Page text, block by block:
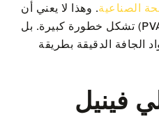
الصناعية. وهذا لا يعني أن
ألياف البولي فينيل الكحول (PVA) تشكل خطورة كبيرة. بل
الجافة الدقيقة بطريقة
فينيل